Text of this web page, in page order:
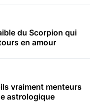
du Scorpion qui
en amour
vraiment menteurs
astrologique